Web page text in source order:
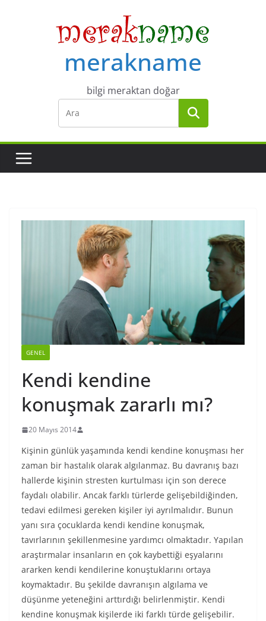
merakname
bilgi meraktan doğar
GENEL
Kendi kendine
konuşmak zararlı mı?
20 Mayıs 2014
Kişinin günlük yaşamında kendi kendine konuşması her
zaman bir hastalık olarak algılanmaz. Bu davranış bazı
hallerde kişinin stresten kurtulması için son derece
faydalı olabilir. Ancak farklı türlerde gelişebildiğinden,
tedavi edilmesi gereken kişiler iyi ayrılmalıdır. Bunun
yanı sıra çocuklarda kendi kendine konuşmak,
tavırlarının şekillenmesine yardımcı olmaktadır. Yapılan
araştırmalar insanların en çok kaybettiği eşyalarını
ararken kendi kendilerine konuştuklarını ortaya
koymaktadır. Bu şekilde davranışın algılama ve
düşünme yeteneğini arttırdığı belirlenmiştir. Kendi
kendine konuşmak kişilerde iki farklı türde gelişebilir.